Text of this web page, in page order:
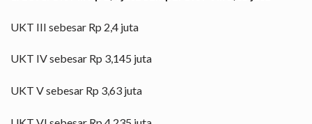
UKT III sebesar Rp 2,4 juta
UKT IV sebesar Rp 3,145 juta
UKT V sebesar Rp 3,63 juta